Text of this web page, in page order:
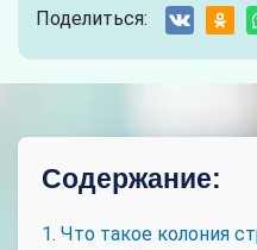
Поделиться:
Содержание:
1. Что такое колония